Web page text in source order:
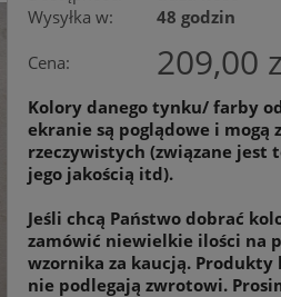
Wysyłka w:
48 godzin
Cena: 209,00
Kolory danego tynku/ farby
ekranie są poglądowe i mogą
rzeczywistych (związane
jego jakością itd).
Jeśli chcą Państwo dobrać
zamówić niewielkie ilości na
wzornika za kaucją.
nie podlegają zwrotowi.